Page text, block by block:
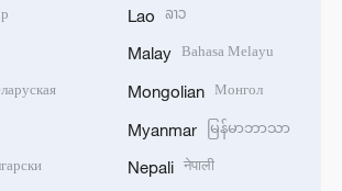
Lao ລາວ
Malay Bahasa Melayu
Mongolian Монгол
Myanmar မြန်မာဘာသာ
Nepali नेपाली